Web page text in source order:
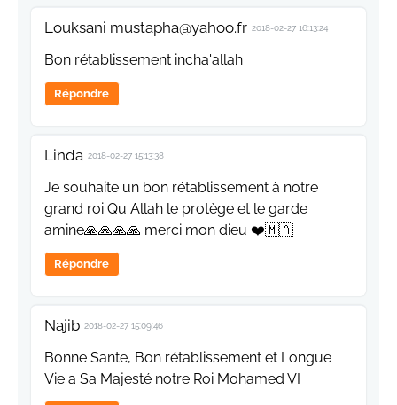
Louksani mustapha@yahoo.fr 2018-02-27 16:13:24
Bon rétablissement incha'allah
Répondre
Linda 2018-02-27 15:13:38
Je souhaite un bon rétablissement à notre
grand roi Qu Allah le protège et le garde
amine🙏🙏🙏🙏 merci mon dieu ❤️🇲🇦
Répondre
Najib 2018-02-27 15:09:46
Bonne Sante, Bon rétablissement et Longue
Vie a Sa Majesté notre Roi Mohamed VI